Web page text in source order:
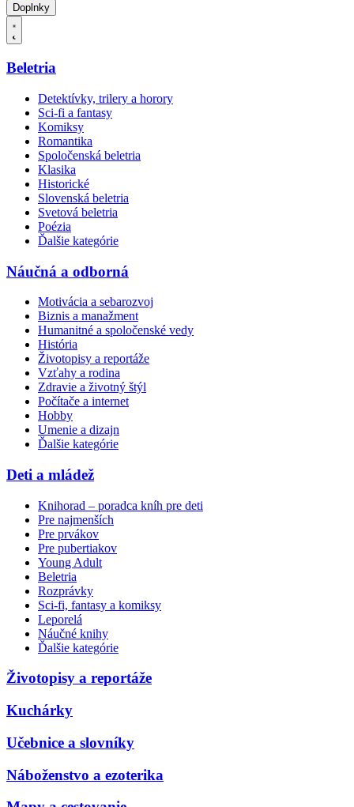
Doplnky
Beletria
Detektívky, trilery a horory
Sci-fi a fantasy
Komiksy
Romantika
Spoločenská beletria
Klasika
Historické
Slovenská beletria
Svetová beletria
Poézia
Ďalšie kategórie
Náučná a odborná
Motivácia a sebarozvoj
Biznis a manažment
Humanitné a spoločenské vedy
História
Životopisy a reportáže
Vzťahy a rodina
Zdravie a životný štýl
Počítače a internet
Hobby
Umenie a dizajn
Ďalšie kategórie
Deti a mládež
Knihorad – poradca kníh pre deti
Pre najmenších
Pre prvákov
Pre pubertiakov
Young Adult
Beletria
Rozprávky
Sci-fi, fantasy a komiksy
Leporelá
Náučné knihy
Ďalšie kategórie
Životopisy a reportáže
Kuchárky
Učebnice a slovníky
Náboženstvo a ezoterika